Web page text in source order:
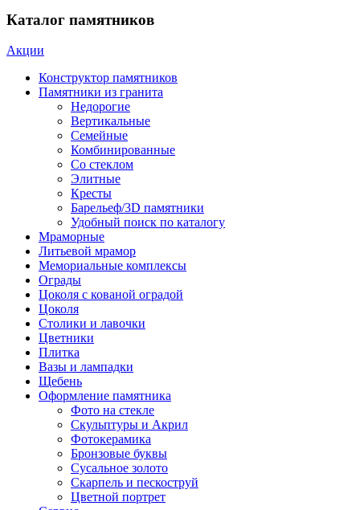
Каталог памятников
Акции
Конструктор памятников
Памятники из гранита
Недорогие
Вертикальные
Семейные
Комбинированные
Со стеклом
Элитные
Кресты
Барельеф/3D памятники
Удобный поиск по каталогу
Мраморные
Литьевой мрамор
Мемориальные комплексы
Ограды
Цоколя с кованой оградой
Цоколя
Столики и лавочки
Цветники
Плитка
Вазы и лампадки
Щебень
Оформление памятника
Фото на стекле
Скульптуры и Акрил
Фотокерамика
Бронзовые буквы
Сусальное золото
Скарпель и пескоструй
Цветной портрет